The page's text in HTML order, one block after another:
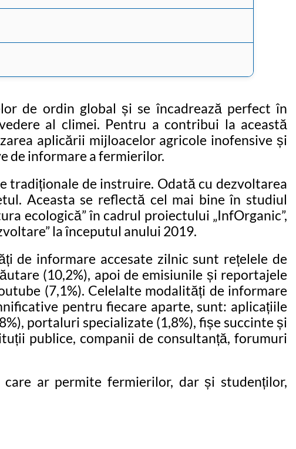
de ordin global și se încadrează perfect în
al climei. Pentru a contribui la această
aplicării mijloacelor agricole inofensive și
de informare a fermierilor.
tradiționale de instruire. Odată cu dezvoltarea
Aceasta se reflectă cel mai bine în studiul
ecologică” în cadrul proiectului „InfOrganic”,
la începutul anului 2019.
de informare accesate zilnic sunt rețelele de
(10,2%), apoi de emisiunile și reportajele
(7,1%). Celelalte modalități de informare
pentru fiecare aparte, sunt: aplicațiile
portaluri specializate (1,8%), fișe succinte și
publice, companii de consultanță, forumuri
ar permite fermierilor, dar și studenților,